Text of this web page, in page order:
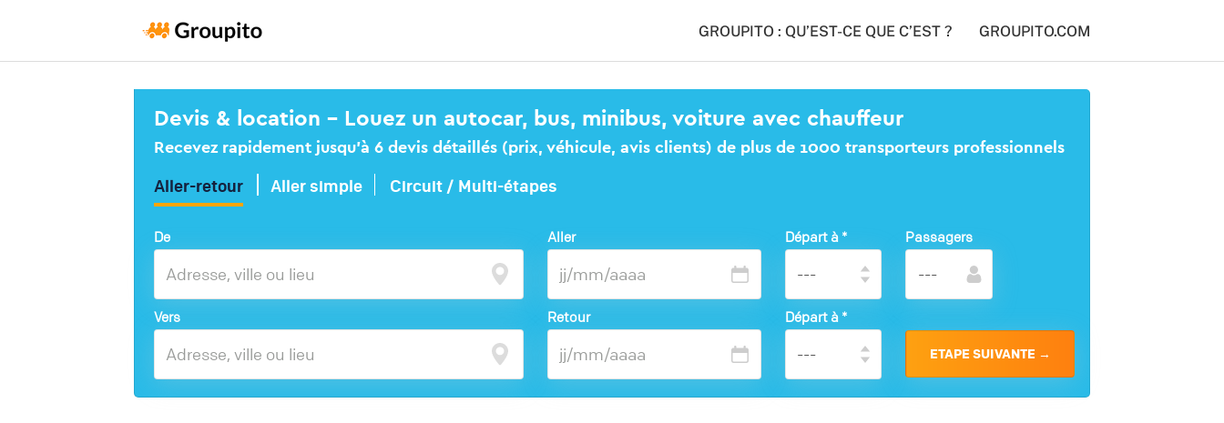
GROUPITO : QU’EST-CE QUE C’EST ? GROUPITO.COM
Devis & location – Louez un autocar, bus, minibus, voiture avec chauffeur
Recevez rapidement jusqu’à 6 devis détaillés (prix, véhicule, avis clients) de plus de 1000 transporteurs professionnels
Aller-retour Aller simple Circuit / Multi-étapes
De
Vers
Aller Départ à *
Retour Départ à *
Passagers